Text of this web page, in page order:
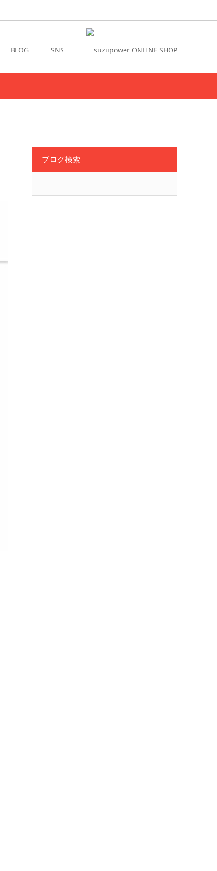
BLOG SNS
ブログ検索